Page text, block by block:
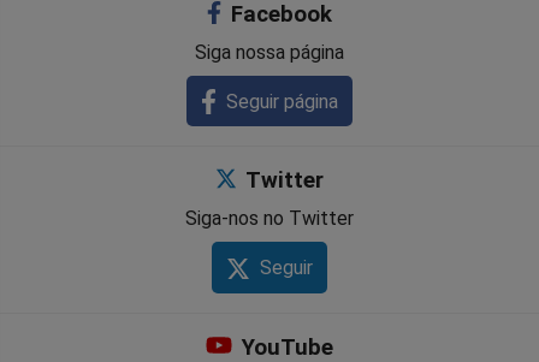
Facebook
Siga nossa página
Seguir página
Twitter
Siga-nos no Twitter
Seguir
YouTube